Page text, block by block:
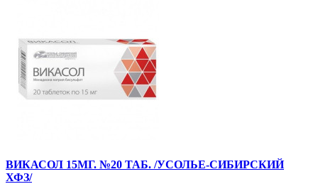
ВИКАСОЛ 15МГ. №20 ТАБ. /УСОЛЬЕ-СИБИРСКИЙ
ХФЗ/